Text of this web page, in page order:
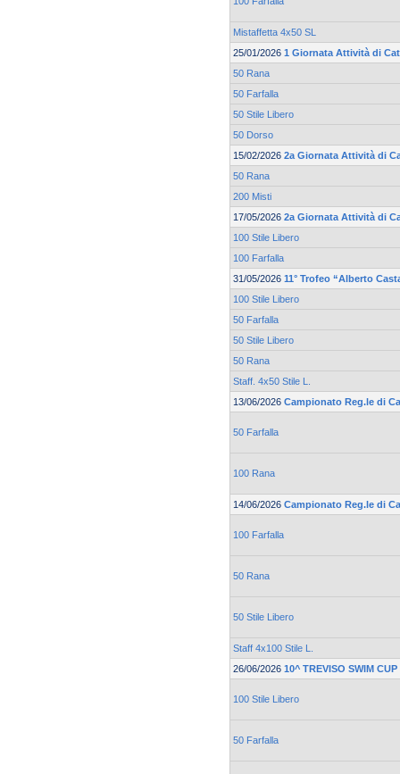
Mistaffetta 4x50 SL
25/01/2026 1 Giornata Attività di
50 Rana
50 Farfalla
50 Stile Libero
50 Dorso
15/02/2026 2a Giornata Attività di
50 Rana
200 Misti
17/05/2026 2a Giornata Attività di
100 Stile Libero
100 Farfalla
31/05/2026 11° Trofeo “Alberto
100 Stile Libero
50 Farfalla
50 Stile Libero
50 Rana
Staff. 4x50 Stile L.
13/06/2026 Campionato Reg.le di
50 Farfalla
100 Rana
14/06/2026 Campionato Reg.le di
100 Farfalla
50 Rana
50 Stile Libero
Staff 4x100 Stile L.
26/06/2026 10^ TREVISO SWIM CUP
100 Stile Libero
50 Farfalla